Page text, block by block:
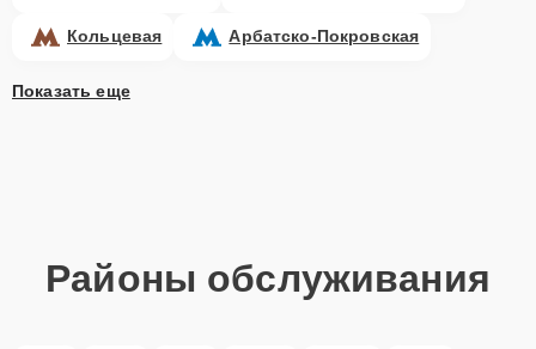
Кольцевая Арбатско-Покровская
Показать еще
Районы обслуживания